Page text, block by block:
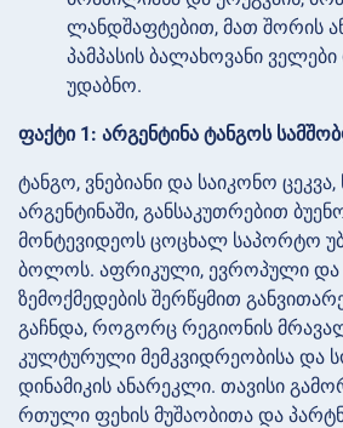
ლანდშაფტებით, მათ შორის
პამპასის ბალახოვანი
უდაბნო.
ფაქტი 1: არგენტინა ტანგოს
ტანგო, ვნებიანი და საიკონო
არგენტინაში, განსაკუთრებით
მონტევიდეოს ცოცხალ საპორტო
ბოლოს. აფრიკული, ევროპული
ზემოქმედების შერწყმით
გაჩნდა, როგორც რეგიონის
კულტურული მემკვიდრეობისა და
დინამიკის ანარეკლი. თავისი
რთული ფეხის მუშაობითა და